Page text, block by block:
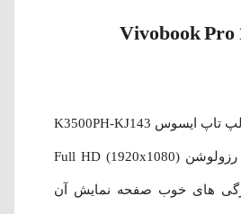
Vivobook Pro
لپ‌تاپ 15.6 اینچی لپ‌ تاپ ایسوس K3500PH-KJ143
از صفحه نمایش با رزولوشن (1920x1080) Full HD
های خوب صفحه نمایش آن